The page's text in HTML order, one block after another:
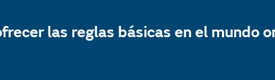
las reglas básicas en el mundo